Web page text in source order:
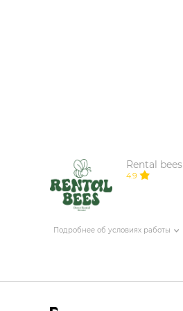
Rental bees
4.9
Подробнее об условиях работы